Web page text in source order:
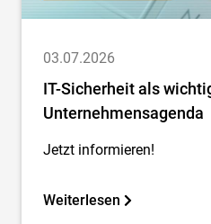
03.07.2026
IT-Sicherheit als
Unternehmensagenda
Jetzt informieren!
Weiterlesen